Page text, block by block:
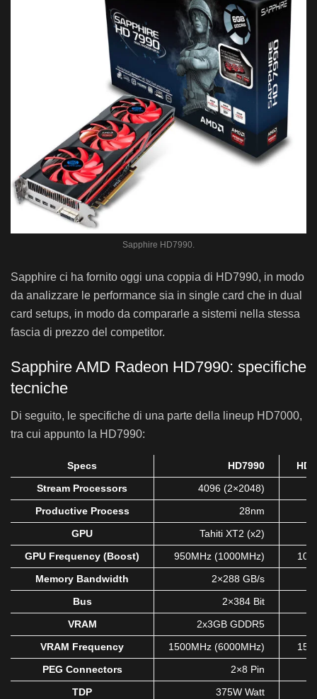
Sapphire HD7990.
Sapphire ci ha fornito oggi una coppia di HD7990, in modo
da analizzare le performance sia in single card che in dual
card setups, in modo da compararle a sistemi nella stessa
fascia di prezzo del competitor.
Sapphire AMD Radeon HD7990: specifiche
tecniche
Di seguito, le specifiche di una parte della lineup HD7000,
tra cui appunto la HD7990:
Specs HD7990
Stream Processors 4096 (2×2048)
Productive Process 28nm
GPU Tahiti XT2 (x2)
GPU Frequency (Boost) 950MHz (1000MHz)
Memory Bandwidth 2×288 GB/s
Bus 2×384 Bit
VRAM 2x3GB GDDR5
VRAM Frequency 1500MHz (6000MHz)
PEG Connectors 2×8 Pin
TDP 375W Watt